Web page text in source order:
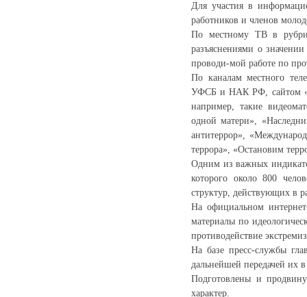
Для участия в
работников и членов
По местному ТВ в
разъяснениями о
проводи-мой работе по
По каналам местного
УФСБ и НАК РФ, сайтом
например, такие
одной матери»,
антитеррор»,
террора», «Остановим
Одним из важных
которого около 800
структур, действующих в
На официальном
материалы по
противодействие
На базе пресс-службы
дальнейшей передачей их
Подготовлены и
характер.